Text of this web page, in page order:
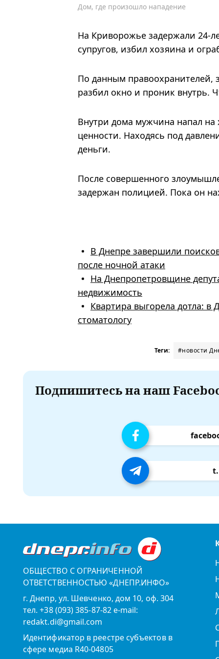
Дом, где произошло нападение
На Криворожье задержали 24-
супругов, избил хозяина и
По данным правоохранителей,
разбил окно и проник внутрь.
Внутри дома мужчина напал на
ценности. Находясь под
деньги.
После совершенного
задержан полицией. Пока он
В Днепре завершили
после ночной атаки
На Днепропетровщине
недвижимость
Квартира выгорела дотла: в
стоматологу
Теги: #новости
Подпишитесь на наш
ОБЩЕСТВО С ОГРАНИЧЕННОЙ
ОТВЕТСТВЕННОСТЬЮ «ДНЕПР.ИНФО»
г. Днепр, ул. Шевченко, дом 10, оф. 304
тел. +38 (093) 385-87-82 e-mail:
redakt.di@gmail.com
Идентификатор в реестре субъектов в
сфере медиа R40-04805